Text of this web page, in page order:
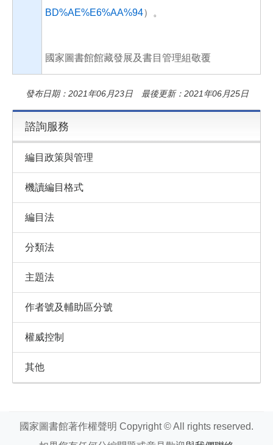
BD%AE%E6%AA%94）。
國家圖書館館藏發展及書目管理組敬覆
發布日期：2021年06月23日 最後更新：2021年06月25日
諮詢服務
編目政策與管理
機讀編目格式
編目法
分類法
主題法
作者號及輔助區分號
權威控制
其他
國家圖書館著作權聲明 Copyright © All rights reserved.